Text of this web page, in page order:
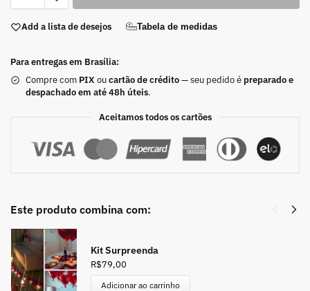
Add a lista de desejos Tabela de medidas
Para entregas em Brasília:
Compre com PIX oucartão de crédito— seu pedido é preparado e
despachado em até 48h úteis.
Aceitamos todos os cartões
Este produto combina com:
Kit Surpreenda
R$79,00
Adicionar ao carrinho